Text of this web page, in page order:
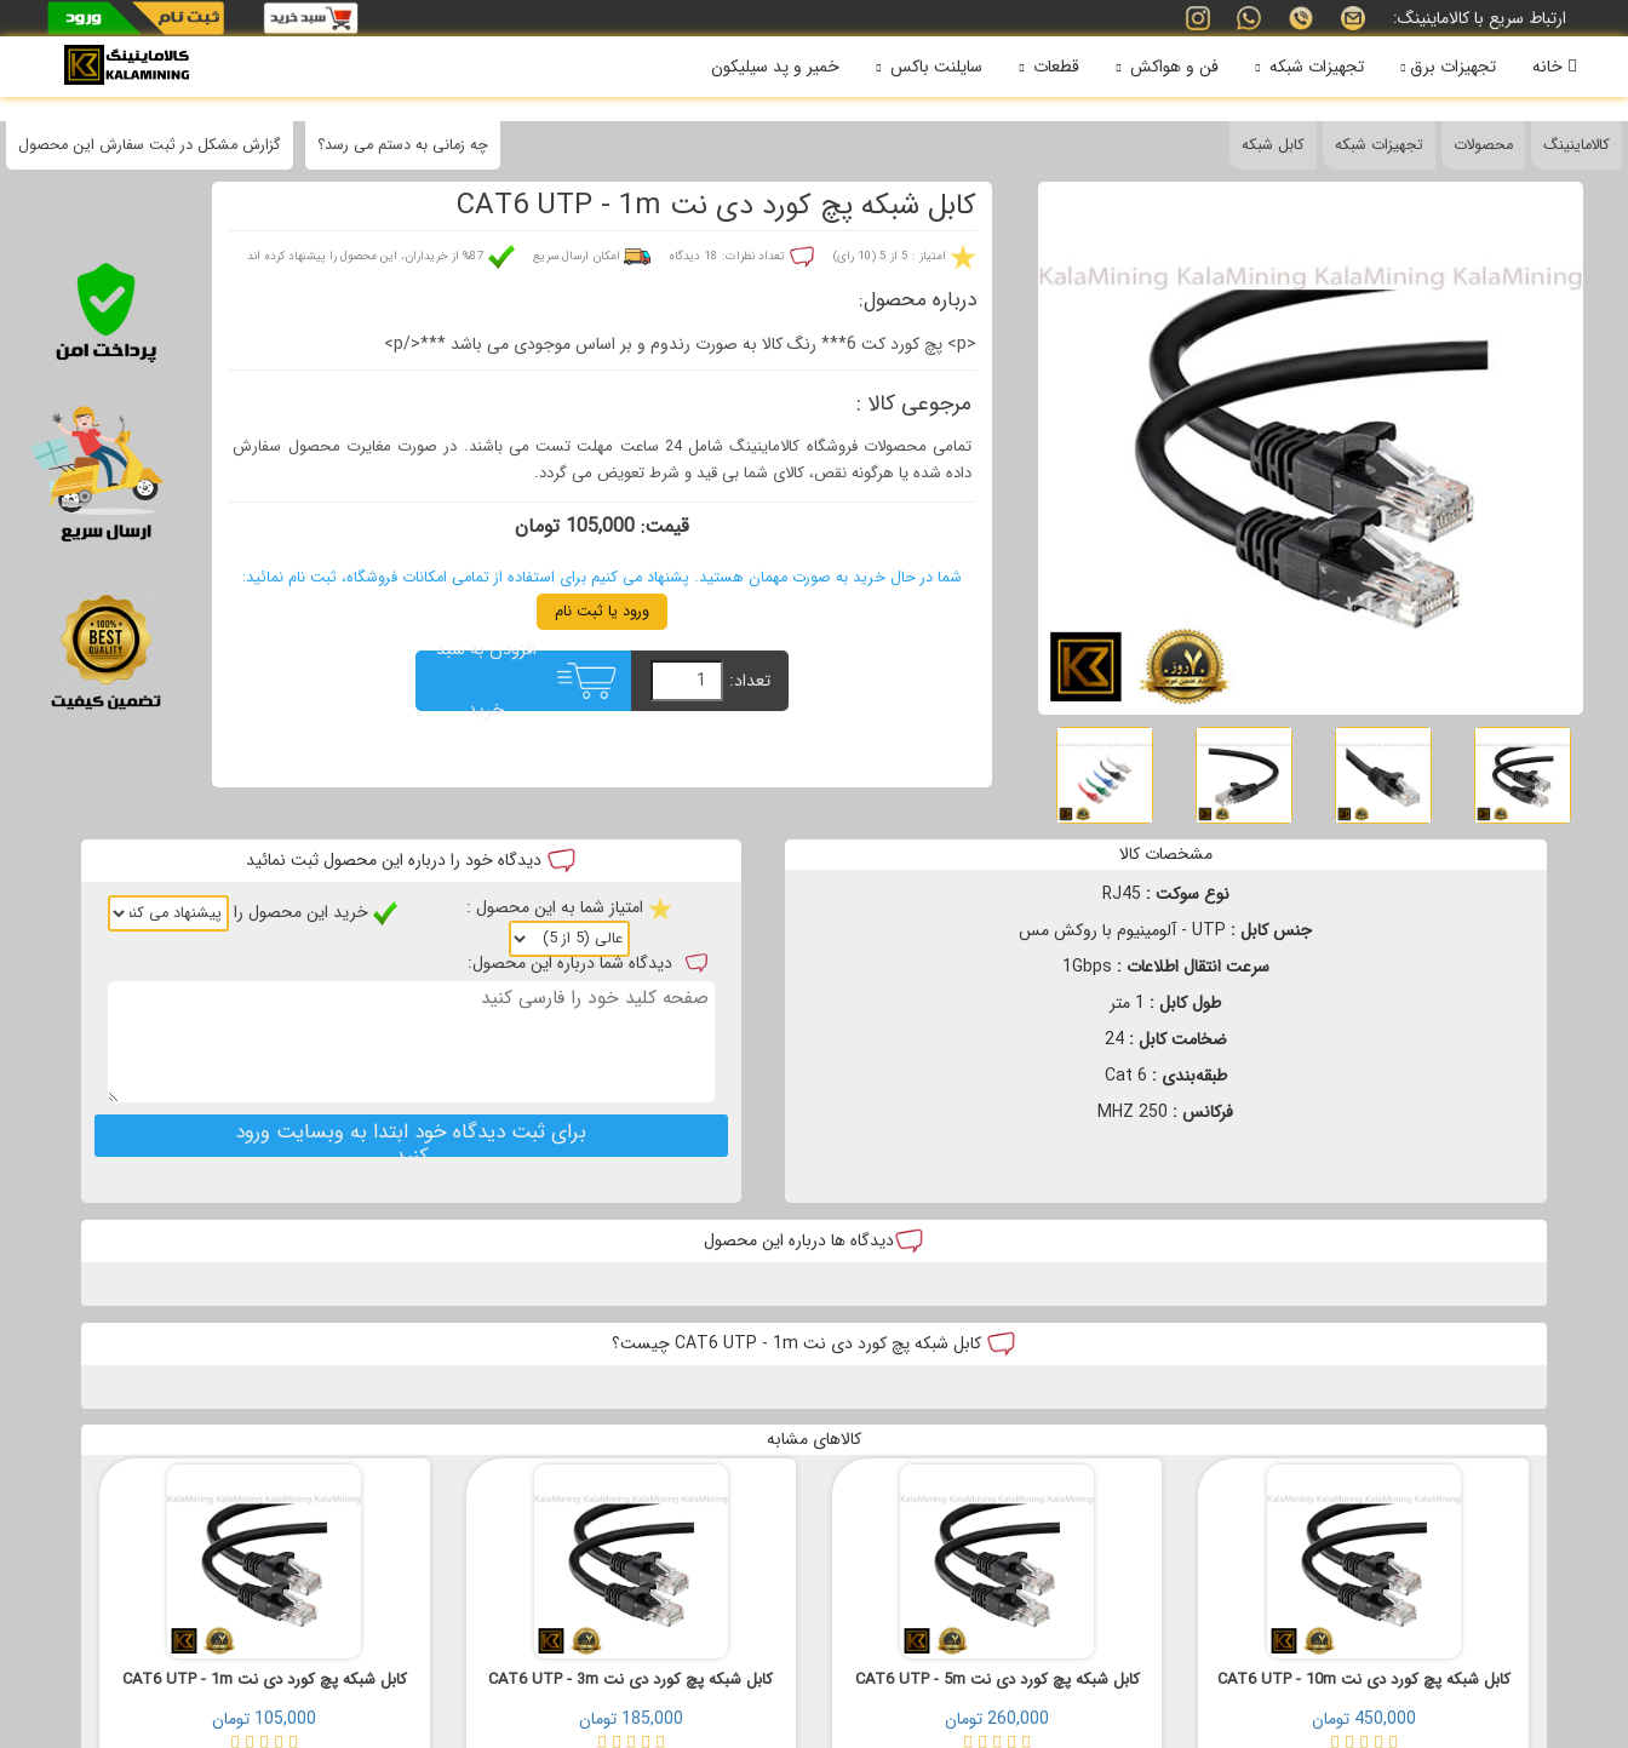
ارتباط سریع با کالاماینینگ:
خانه
تجهیزات برق تجهیزات شبکه فن و هواکش قطعات سایلنت باکس خمیر و پد سیلیکون
کالاماینینگ محصولات تجهیزات شبکه کابل شبکه گزارش مشکل در ثبت سفارش این محصول چه زمانی به دستم می رسد؟
کابل شبکه پچ کورد دی نت CAT6 UTP - 1m
امتیاز : 5 از 5 (10 رای) تعداد نظرات: 18 دیدگاه امکان ارسال سریع 87% از خریداران، این محصول را پیشنهاد کرده اند
درباره محصول:
<p> پچ کورد کت 6*** رنگ کالا به صورت رندوم و بر اساس موجودی می باشد ***</p>
مرجوعی کالا :
تمامی محصولات فروشگاه کالاماینینگ شامل 24 ساعت مهلت تست می باشند. در صورت مغایرت محصول سفارش
داده شده یا هرگونه نقص، کالای شما بی قید و شرط تعویض می گردد.
قيمت: 105,000 تومان
شما در حال خرید به صورت مهمان هستید. پشنهاد می کنیم برای استفاده از تمامی امکانات فروشگاه، ثبت نام نمائید:
ورود یا ثبت نام
تعداد:
افزودن به سبد
خرید
مشخصات کالا
نوع سوکت :
جنس کابل :
سرعت انتقال اطلاعات :
طول کابل : 1 متر
ضخامت کابل : 24
طبقه‌بندی : Cat 6
فرکانس : 250 MHZ
دیدگاه خود را درباره این محصول ثبت نمائید
امتیاز شما به این محصول :
خرید این محصول را
دیدگاه شما درباره این محصول:
برای ثبت دیدگاه خود ابتدا به وبسایت ورود
کنید
دیدگاه ها درباره این محصول
کابل شبکه پچ کورد دی نت CAT6 UTP - 1m چیست؟
کالاهای مشابه
کابل شبکه پچ کورد دی نت CAT6 UTP - 1m
105,000 تومان
کابل شبکه پچ کورد دی نت CAT6 UTP - 3m
185,000 تومان
کابل شبکه پچ کورد دی نت CAT6 UTP - 5m
260,000 تومان
کابل شبکه پچ کورد دی نت CAT6 UTP - 10m
450,000 تومان